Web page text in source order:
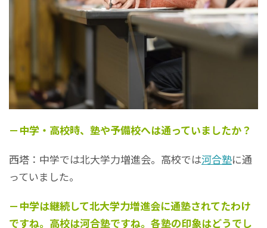
－中学・高校時、塾や予備校へは通っていましたか？
西塔：中学では北大学力増進会。高校では河合塾に通
っていました。
－中学は継続して北大学力増進会に通塾されてたわけ
ですね。高校は河合塾ですね。各塾の印象はどうでし